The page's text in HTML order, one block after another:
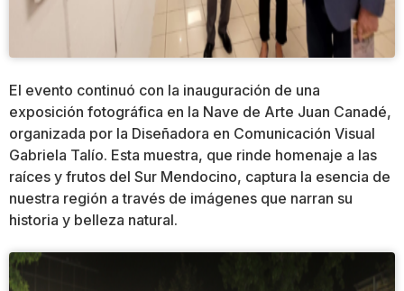
El evento continuó con la inauguración de una
exposición fotográfica en la Nave de Arte Juan Canadé,
organizada por la Diseñadora en Comunicación Visual
Gabriela Talío. Esta muestra, que rinde homenaje a las
raíces y frutos del Sur Mendocino, captura la esencia de
nuestra región a través de imágenes que narran su
historia y belleza natural.